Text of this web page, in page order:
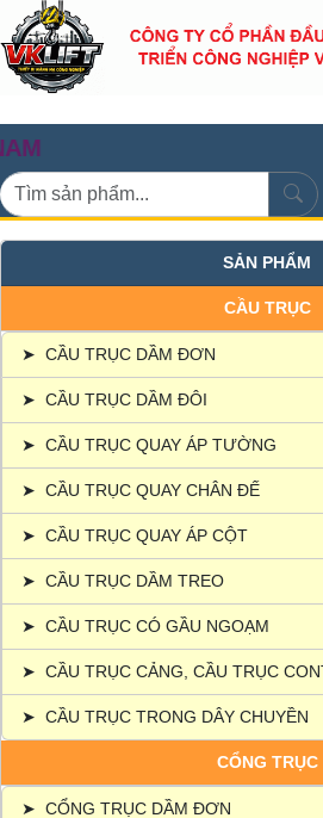
SẢN PHẨM
CẦU TRỤC
➤ CẦU TRỤC DẦM ĐƠN
➤ CẦU TRỤC DẦM ĐÔI
➤ CẦU TRỤC QUAY ÁP TƯỜNG
➤ CẦU TRỤC QUAY CHÂN ĐẾ
➤ CẦU TRỤC QUAY ÁP CỘT
➤ CẦU TRỤC DẦM TREO
➤ CẦU TRỤC CÓ GẦU NGOẠM
➤ CẦU TRỤC CẢNG, CẦU TRỤC
➤ CẦU TRỤC TRONG DÂY CHUYỀN
CỔNG TRỤC
➤ CỔNG TRỤC DẦM ĐƠN